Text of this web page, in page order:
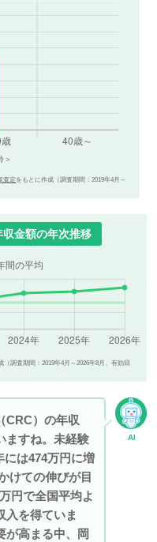
査定 をもとに作成（調査期間：2019年4月～
金額の年次推移
（調査期間：2019年4月～2026年8月、有効回
AI
CRC）の年収
ますね。未経験
には474万円に増
けての伸びが目
円で全国平均よ
入を得ていま
が高まる中、岡